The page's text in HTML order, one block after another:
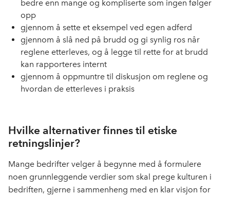
bedre enn mange og kompliserte som ingen følger
opp
gjennom å sette et eksempel ved egen adferd
gjennom å slå ned på brudd og gi synlig ros når
reglene etterleves, og å legge til rette for at brudd
kan rapporteres internt
gjennom å oppmuntre til diskusjon om reglene og
hvordan de etterleves i praksis
Hvilke alternativer finnes til etiske
retningslinjer?
Mange bedrifter velger å begynne med å formulere
noen grunnleggende verdier som skal prege kulturen i
bedriften, gjerne i sammenheng med en klar visjon for